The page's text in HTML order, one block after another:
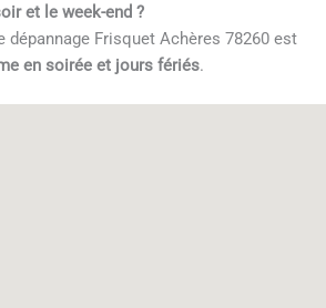
et le week-end ?
dépannage Frisquet Achères 78260 est
en soirée et jours fériés.